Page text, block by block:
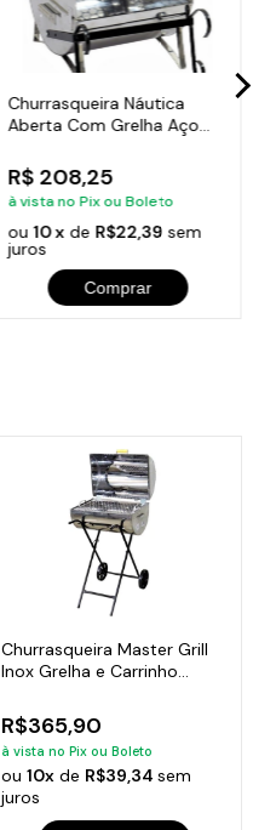
Churrasqueira Náutica
Aberta Com Grelha Aço
R$ 208,25
à vista no Pix ou Boleto
ou 10 x de R$22,39 sem
juros
Comprar
Churrasqueira Master Grill
Inox Grelha e Carrinho
R$365,90
à vista no Pix ou Boleto
ou 10xde R$39,34 sem
juros